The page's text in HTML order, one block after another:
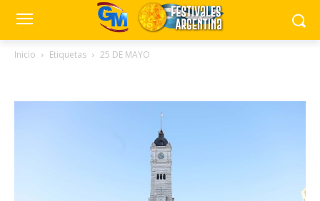
Inicio Etiquetas 25 DE MAYO